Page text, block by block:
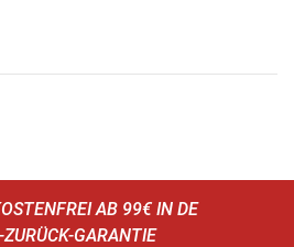
AB 99€ IN DE
ZURÜCK-GARANTIE